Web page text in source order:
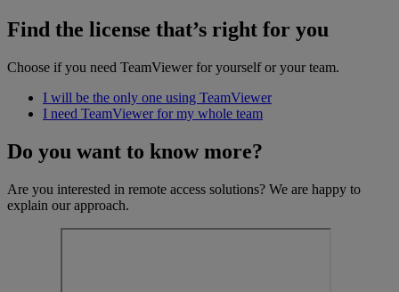
Find the license that’s right for you
Choose if you need TeamViewer for yourself or your team.
I will be the only one using TeamViewer
I need TeamViewer for my whole team
Do you want to know more?
Are you interested in remote access solutions? We are happy to
explain our approach.